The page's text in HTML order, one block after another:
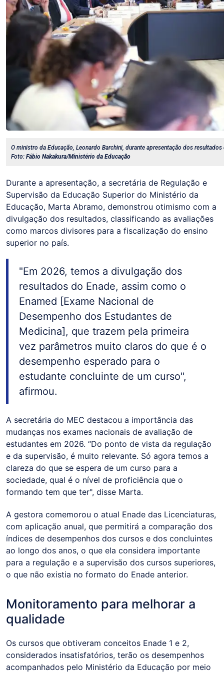
O ministro da Educação, Leonardo Barchini, durante apresentação dos
Foto: Fábio Nakakura/Ministério da Educação
Durante a apresentação, a secretária de Regulação e
Supervisão da Educação Superior do Ministério da
Educação, Marta Abramo, demonstrou otimismo com a
divulgação dos resultados, classificando as avaliações
como marcos divisores para a fiscalização do ensino
superior no país.
"Em 2026, temos a divulgação dos
resultados do Enade, assim como o
Enamed [Exame Nacional de
Desempenho dos Estudantes de
Medicina], que trazem pela primeira
vez parâmetros muito claros do que é o
desempenho esperado para o
estudante concluinte de um curso",
afirmou.
A secretária do MEC destacou a importância das
mudanças nos exames nacionais de avaliação de
estudantes em 2026. “Do ponto de vista da regulação
e da supervisão, é muito relevante. Só agora temos a
clareza do que se espera de um curso para a
sociedade, qual é o nível de proficiência que o
formando tem que ter", disse Marta.
A gestora comemorou o atual Enade das Licenciaturas,
com aplicação anual, que permitirá a comparação dos
índices de desempenhos dos cursos e dos concluintes
ao longo dos anos, o que ela considera importante
para a regulação e a supervisão dos cursos superiores,
o que não existia no formato do Enade anterior.
Monitoramento para melhorar a
qualidade
Os cursos que obtiveram conceitos Enade 1 e 2,
considerados insatisfatórios, terão os desempenhos
acompanhados pelo Ministério da Educação por meio